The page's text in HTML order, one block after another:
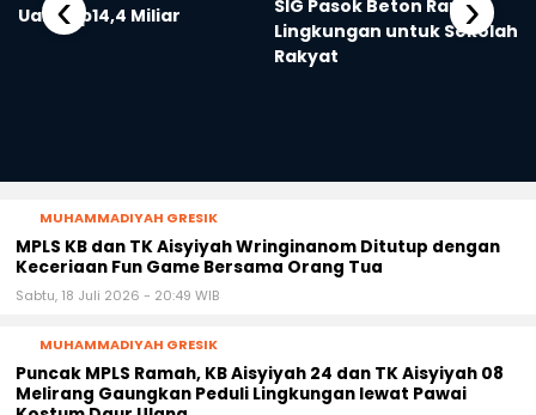
Lingkungan untuk Sekolah
Rakyat
MPLS KB dan TK Aisyiyah Wringinanom Ditutup dengan
Keceriaan Fun Game Bersama Orang Tua
Puncak MPLS Ramah, KB Aisyiyah 24 dan TK Aisyiyah 08
Melirang Gaungkan Peduli Lingkungan lewat Pawai
Kostum Daur Ulang